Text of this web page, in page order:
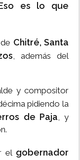
es lo que
Chitré, Santa
, además del
y compositor
pidiendo la
de Paja, y
el gobernador